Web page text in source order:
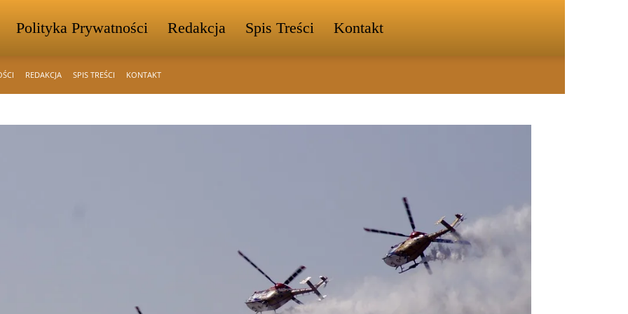
Polityka Prywatności Redakcja Spis Treści Kontakt
REDAKCJA SPIS TREŚCI KONTAKT